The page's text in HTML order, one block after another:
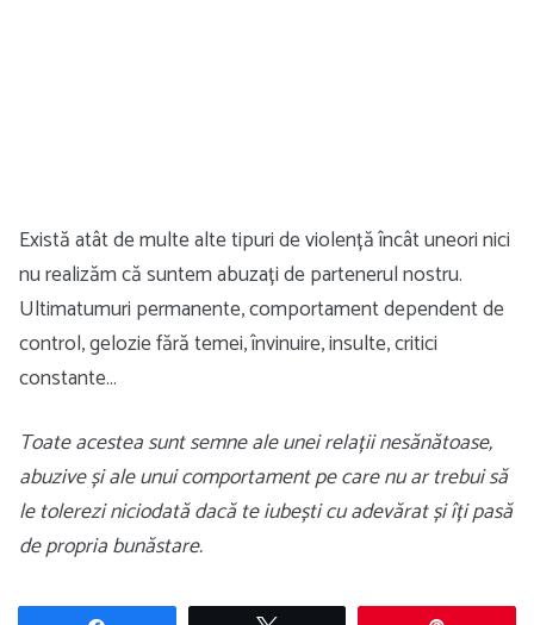
Există atât de multe alte tipuri de violență încât uneori nici
nu realizăm că suntem abuzați de partenerul nostru.
Ultimatumuri permanente, comportament dependent de
control, gelozie fără temei, învinuire, insulte, critici
constante…
Toate acestea sunt semne ale unei relații nesănătoase,
abuzive și ale unui comportament pe care nu ar trebui să
le tolerezi niciodată dacă te iubești cu adevărat și îți pasă
de propria bunăstare.